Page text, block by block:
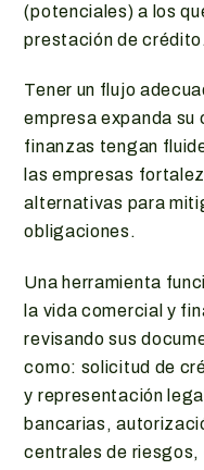
(potenciales) a los
prestación de crédito.
Tener un flujo
empresa expanda su
finanzas tengan
las empresas
alternativas para
obligaciones.
Una herramienta
la vida comercial y
revisando sus
como: solicitud de
y representación
bancarias,
centrales de